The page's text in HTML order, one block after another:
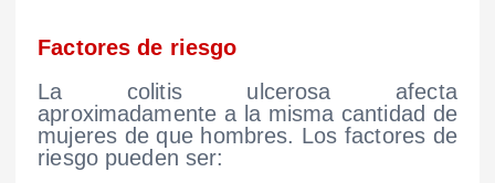
Factores de riesgo
La colitis ulcerosa afecta
aproximadamente a la misma cantidad de
mujeres de que hombres. Los factores de
riesgo pueden ser: